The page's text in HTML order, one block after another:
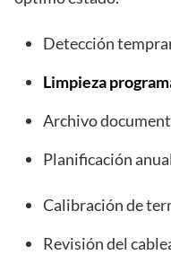
Detección
Limpieza
Archivo
Planificación
Calibración de
Revisión del